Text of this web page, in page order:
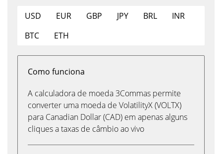
USD EUR GBP JPY BRL
INR
BTC
ETH
Como funciona
A calculadora de moeda 3Commas permite
converter uma moeda de VolatilityX (VOLTX)
para Canadian Dollar (CAD) em apenas alguns
cliques a taxas de câmbio ao vivo